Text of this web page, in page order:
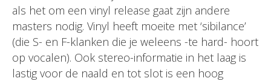
als het om een vinyl release gaat zijn andere
masters nodig. Vinyl heeft moeite met ‘sibilance’
(die S- en F-klanken die je weleens -te hard- hoort
op vocalen). Ook stereo-informatie in het laag is
lastig voor de naald en tot slot is een hoog